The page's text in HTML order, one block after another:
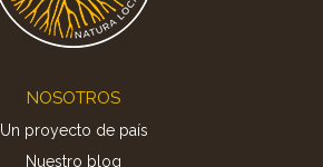
NOSOTROS
Un proyecto de país
Nuestro blog